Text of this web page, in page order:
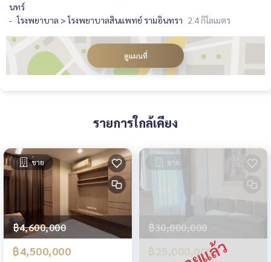
นทร์
โรงพยาบาล > โรงพยาบาลสินแพทย์ รามอินทรา 2.4 กิโลเมตร
ดูแผนที่
รายการใกล้เคียง
ขาย
฿4,600,000
฿4,500,000
ขาย
฿30,000,000
฿25,000,000